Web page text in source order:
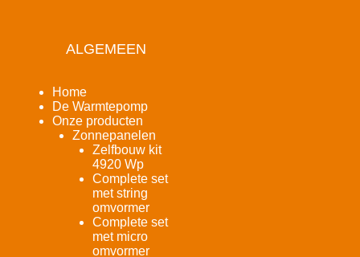
ALGEMEEN
Home
De Warmtepomp
Onze producten
Zonnepanelen
Zelfbouw kit
4920 Wp
Complete set
met string
omvormer
Complete set
met micro
omvormer